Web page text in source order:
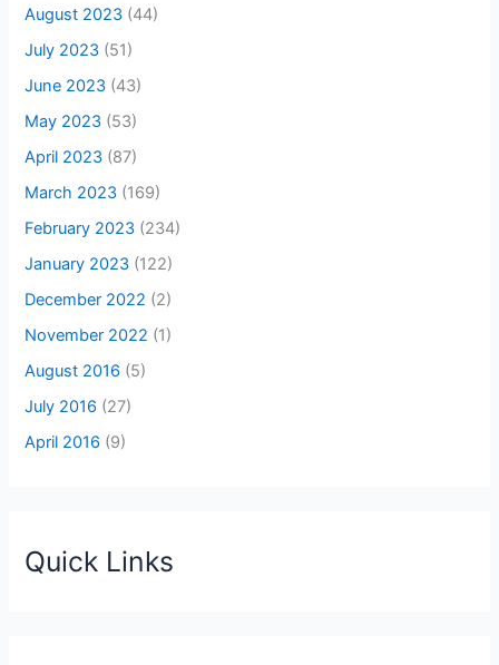
August 2023 (44)
July 2023 (51)
June 2023 (43)
May 2023 (53)
April 2023 (87)
March 2023 (169)
February 2023 (234)
January 2023 (122)
December 2022 (2)
November 2022 (1)
August 2016 (5)
July 2016 (27)
April 2016 (9)
Quick Links